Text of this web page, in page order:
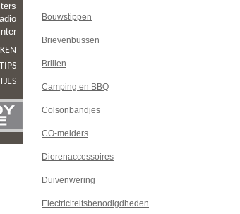
Bouwstippen
Brievenbussen
Brillen
Camping en BBQ
Colsonbandjes
CO-melders
Dierenaccessoires
Duivenwering
Electriciteitsbenodigdheden